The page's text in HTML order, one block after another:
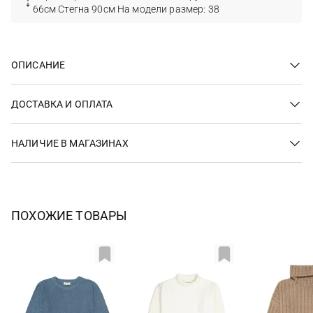
66см Стегна 90см На модели размер: 38
ОПИСАНИЕ
ДОСТАВКА И ОПЛАТА
НАЛИЧИЕ В МАГАЗИНАХ
ПОХОЖИЕ ТОВАРЫ